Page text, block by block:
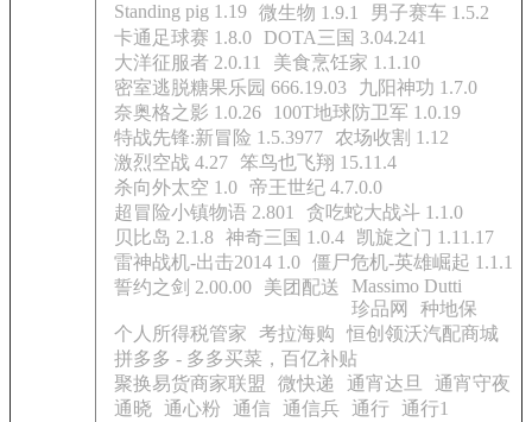
Standing pig 1.19 微生物 1.9.1
男子赛车 1.5.2
卡通足球赛 1.8.0
DOTA三国 3.04.241
大洋征服者 2.0.11
美食烹饪家 1.1.10
密室逃脱糖果乐园 666.19.03
九阳神功 1.7.0
奈奥格之影 1.0.26
100T地球防卫军 1.0.19
特战先锋:新冒险 1.5.3977
农场收割 1.12
激烈空战 4.27
笨鸟也飞翔 15.11.4
杀向外太空 1.0 帝王世纪 4.7.0.0
超冒险小镇物语 2.801
贪吃蛇大战斗 1.1.0
贝比岛 2.1.8 神奇三国 1.0.4
凯旋之门 1.11.17
雷神战机-出击2014 1.0 僵尸危机-英雄崛起 1.1.1
誓约之剑 2.00.00
美团配送
Massimo Dutti
珍品网
种地保
个人所得税管家
考拉海购
恒创领沃汽配商城
拼多多 - 多多买菜，百亿补贴
聚换易货商家联盟
微快递 通宵达旦
通宵守夜
通晓 通心粉 通信 通信兵 通行
通行1